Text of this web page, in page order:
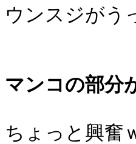
ウンスジがう
マンコの部分
ちょっと興奮